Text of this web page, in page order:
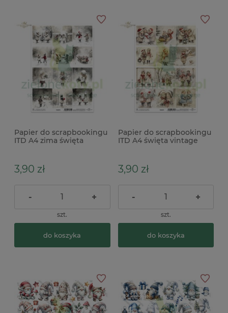
Papier do scrapbookingu
ITD A4 zima święta
3,90 zł
- +
szt.
do koszyka
Papier do scrapbookingu
ITD A4 święta vintage
3,90 zł
- +
szt.
do koszyka